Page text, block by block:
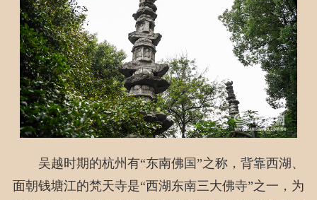
吴越时期的杭州有“东南佛国”之称，背靠西湖、
面朝钱塘江的梵天寺是“西湖东南三大佛寺”之一，为